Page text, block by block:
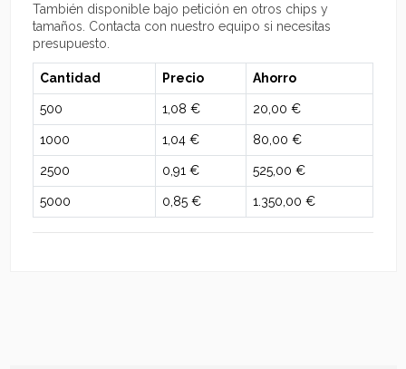
También disponible bajo petición en otros chips y
tamaños. Contacta con nuestro equipo si necesitas
presupuesto.
Cantidad Precio Ahorro
500 1,08 € 20,00 €
1000 1,04 € 80,00 €
2500 0,91 € 525,00 €
5000 0,85 € 1.350,00 €